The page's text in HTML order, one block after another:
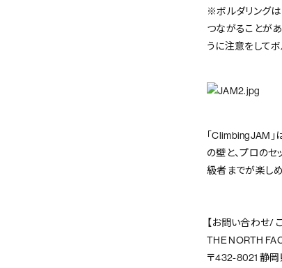
※ボルダリング
つながることが
うに注意をしてボ
「ClimbingJAM
の壁と、プロの
級者までが楽し
【お問い合わせ/
THE NORTH
〒432-8021 静